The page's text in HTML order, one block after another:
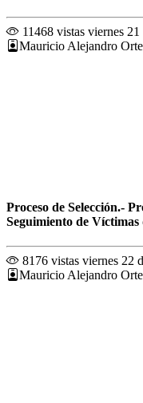
11468 vistas viernes 21
Mauricio Alejandro
Proceso de Selección.-
Seguimiento de Víctimas
8176 vistas viernes 22
Mauricio Alejandro